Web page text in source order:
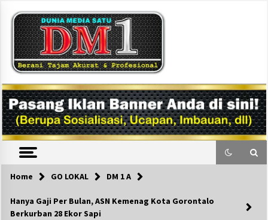
content
DM1
Home GO LOKAL DM 1 A
Hanya Gaji Per Bulan, ASN Kemenag Kota Gorontalo
Berkurban 28 Ekor Sapi